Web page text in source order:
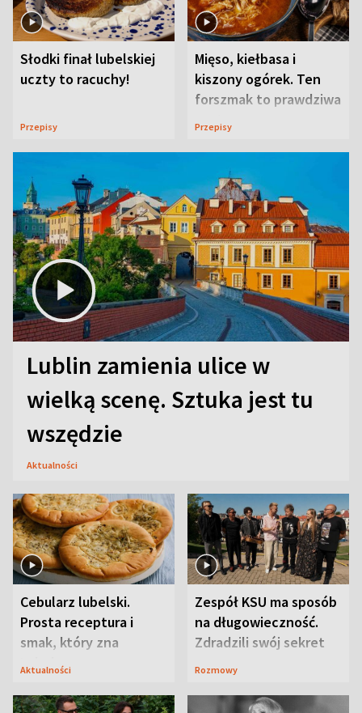
Słodki finał lubelskiej
uczty to racuchy!
Przepisy
Mięso, kiełbasa i
kiszony ogórek. Ten
forszmak to prawdziwa
uczta
Przepisy
Lublin zamienia ulice w
wielką scenę. Sztuka jest tu
wszędzie
Aktualności
Cebularz lubelski.
Prosta receptura i
smak, który zna
Lubelszczyzna
Aktualności
Zespół KSU ma sposób
na długowieczność.
Zdradzili swój sekret
Rozmowy